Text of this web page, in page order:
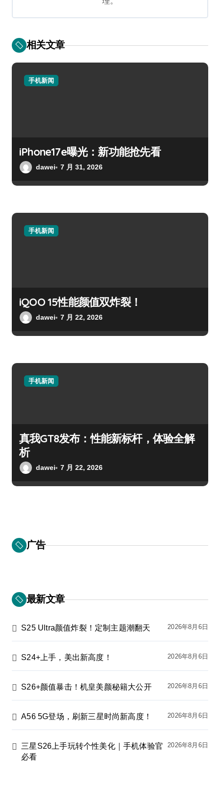
相关文章
手机新闻
iPhone17e曝光：新功能抢先看
dawei 7 月 31, 2026
手机新闻
iQOO 15性能颜值双炸裂！
dawei 7 月 22, 2026
手机新闻
真我GT8发布：性能新标杆，体验全解
析
dawei 7 月 22, 2026
广告
最新文章
S25 Ultra颜值炸裂！定制主题潮翻天 2026年8月6日
S24+上手，美出新高度！ 2026年8月6日
S26+颜值暴击！机皇美颜秘籍大公开 2026年8月6日
A56 5G登场，刷新三星时尚新高度！ 2026年8月6日
三星S26上手玩转个性美化｜手机体验官
必看
2026年8月6日